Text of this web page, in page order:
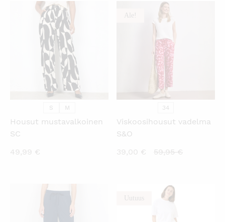
39,00 €.
KATSO PIKANÄKYMÄ
S M
Housut mustavalkoinen
SC
49,99 €
Ale! KATSO PIKANÄKYMÄ
34
Viskoosihousut vadelma
S&O
39,00 €
Nykyinen
39,00 €.
59,95€
KATSO PIKANÄKYMÄ UutuusKATSO PIKANÄKYMÄ